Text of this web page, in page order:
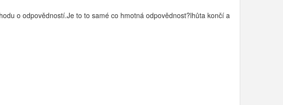
o odpovědností.Je to to samé co hmotná odpovědnost?lhůta končí a